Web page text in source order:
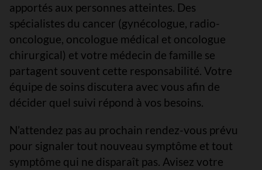
apportés aux personnes atteintes. Des
spécialistes du cancer (gynécologue, radio-
oncologue, oncologue médical et oncologue
chirurgical) et votre médecin de famille se
partagent souvent cette responsabilité. Votre
équipe de soins discutera avec vous afin de
décider quel suivi répond à vos besoins.
N’attendez pas au prochain rendez-vous prévu
pour signaler tout nouveau symptôme et tout
symptôme qui ne disparaît pas. Avisez votre